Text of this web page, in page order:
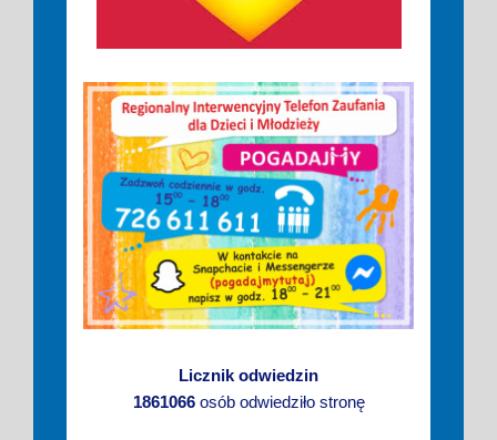
Licznik odwiedzin
1861066osób odwiedziło stronę